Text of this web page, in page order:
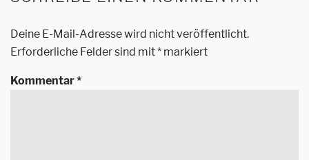
Deine E-Mail-Adresse wird nicht veröffentlicht.
Erforderliche Felder sind mit* markiert
Kommentar*